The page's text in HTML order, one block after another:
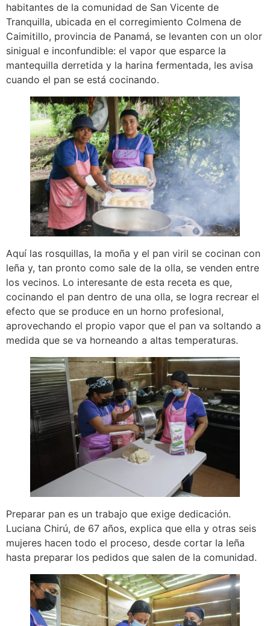
habitantes de la comunidad de San Vicente de
Tranquilla, ubicada en el corregimiento Colmena de
Caimitillo, provincia de Panamá, se levanten con un olor
sinigual e inconfundible: el vapor que esparce la
mantequilla derretida y la harina fermentada, les avisa
cuando el pan se está cocinando.
Aquí las rosquillas, la moña y el pan viril se cocinan con
leña y, tan pronto como sale de la olla, se venden entre
los vecinos. Lo interesante de esta receta es que,
cocinando el pan dentro de una olla, se logra recrear el
efecto que se produce en un horno profesional,
aprovechando el propio vapor que el pan va soltando a
medida que se va horneando a altas temperaturas.
Preparar pan es un trabajo que exige dedicación.
Luciana Chirú, de 67 años, explica que ella y otras seis
mujeres hacen todo el proceso, desde cortar la leña
hasta preparar los pedidos que salen de la comunidad.